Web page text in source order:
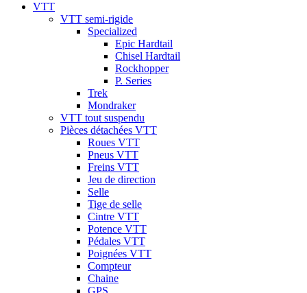
VTT
VTT semi-rigide
Specialized
Epic Hardtail
Chisel Hardtail
Rockhopper
P. Series
Trek
Mondraker
VTT tout suspendu
Pièces détachées VTT
Roues VTT
Pneus VTT
Freins VTT
Jeu de direction
Selle
Tige de selle
Cintre VTT
Potence VTT
Pédales VTT
Poignées VTT
Compteur
Chaine
GPS